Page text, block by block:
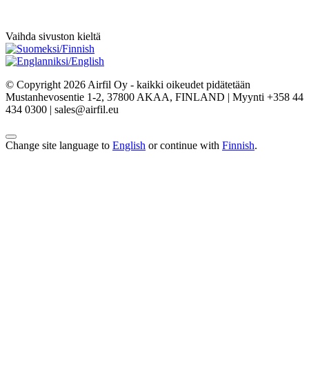
Vaihda sivuston kieltä
© Copyright 2026 Airfil Oy - kaikki oikeudet pidätetään
Mustanhevosentie 1-2, 37800 AKAA, FINLAND | Myynti +358 44
434 0300 | sales@airfil.eu
Change site language to English or continue with Finnish.